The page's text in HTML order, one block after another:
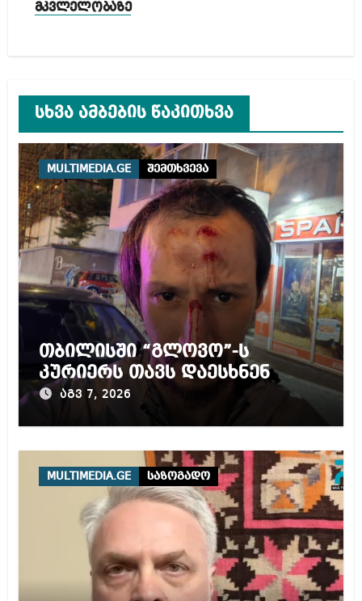
მკვლელობაზე
სხვა ამბების წაკითხვა
MULTIMEDIA.GE შემთხვევა
თბილისში “გლოვო”-ს
კურიერს თავს დაესხნენ
აგვ 7, 2026
MULTIMEDIA.GE საზოგადო